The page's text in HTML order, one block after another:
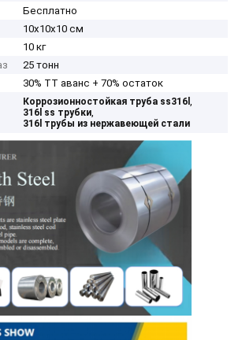
Бесплатно
10х10х10 см
10 кг
25 тонн
30% TT аванс + 70% остаток
Коррозионностойкая труба ss316l,
316l ss трубки,
316l трубы из нержавеющей стали